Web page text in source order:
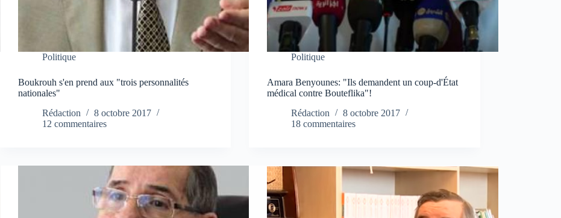
Politique
Boukrouh s'en prend aux "trois personnalités
nationales"
Rédaction
8 octobre 2017
12 commentaires
Politique
Amara Benyounes: "Ils demandent un coup-d'État
médical contre Bouteflika"!
Rédaction
8 octobre 2017
18 commentaires